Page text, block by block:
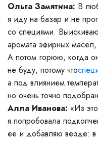
Ольга Замятина: В
я иду на базар и не
со специями.
аромата эфирных
А потом горюю, когда
не буду, потому что
а под влиянием
но очень точно
Алла Иванова: «Из
я попробовала
ее и добавляю везде: